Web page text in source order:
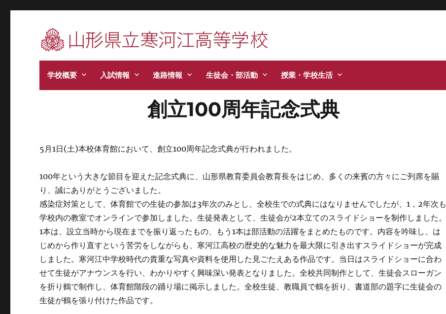
寒河江高校です。学校からのお知らせ、学校生活などお知らせします。
学校概要 入試情報 進路情報 生徒会・部活動 授業・学校生活
創立100周年記念式典
5月1日(土)本校体育館において、創立100周年記念式典が行われました。
100年という大きな節目を迎えた記念式典に、山形県教育委員会教育長をはじめ、多くの来賓の方々にご列席を賜
り、誠にありがとうございました。
感染症対策として、体育館での生徒の参加は3年次のみとし、全校生での式典にはなりませんでしたが、1，2年次も
学校内の教室でオンラインで参加しました。生徒発表として、生徒会が2本立てのスライドショーを制作しました。
1本は、設立当時から現在までを振り返ったもの、もう1本は部活動の活躍をまとめたものです。内容を吟味し、は
じめから作り直すという苦労をしながらも、寒河江高校の歴史的な魅力を最大限に引き出すスライドショーが完成
しました。寒河江中学校時代の貴重な写真や資料を使用した見ごたえある作品です。当日はスライドショーに合わ
せて生徒がアナウンスを行い、わかりやすく興味深い発表となりました。全校共同制作として、生徒会スローガン
を折り鶴で制作し、体育館階段の踊り場に掲示しました。全校生徒、教職員で鶴を折り、書道部の題字に生徒会の
生徒が鶴を張り付けた作品です。